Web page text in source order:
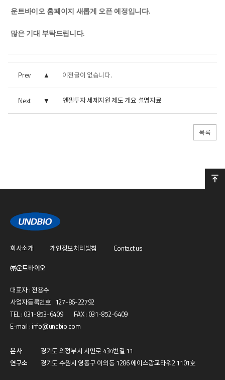
운트바이오 홈페이지 새롭게 오픈 예정입니다.
많은 기대 부탁드립니다.
Prev 이전글이 없습니다.
Next 엔젤투자 세제지원 제도 개요 설명자료
목록
회사소개 개인정보처리방침
Contact us
㈜운트바이오
대표자 : 전용수
사업자등록번호 : 127-86-22792
TEL : 031-853-6409 FAX : 031-852-6409
E-mail : info@undbio.com
본사
경기도 의정부시 시민로 434번길 11
연구소
경기도 수원시 영통구 이의동 1286 에이스광교타워2 1101호